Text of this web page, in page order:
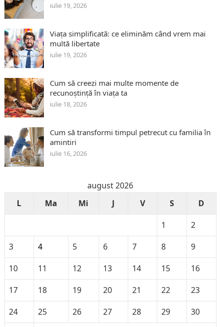
iulie 19, 2026
Viața simplificată: ce eliminăm când vrem mai
multă libertate
iulie 19, 2026
Cum să creezi mai multe momente de
recunoștință în viața ta
iulie 18, 2026
Cum să transformi timpul petrecut cu familia în
amintiri
iulie 16, 2026
august 2026
L
Ma Mi J V S
D
1
2
3
4 5 6 7 8
9
10
11 12 13 14 15
16
17
18 19 20 21 22
23
24
25 26 27 28 29
30